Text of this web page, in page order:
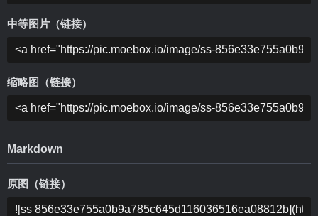
中等图片（链接）
缩略图（链接）
Markdown
原图（链接）